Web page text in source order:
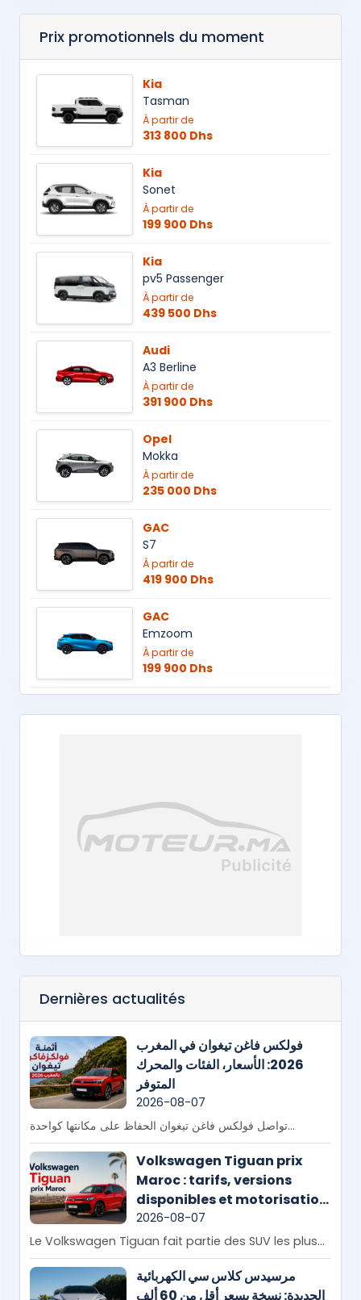
Prix promotionnels du moment
Kia
Tasman
À partir de
313 800 Dhs
Kia
Sonet
À partir de
199 900 Dhs
Kia
pv5 Passenger
À partir de
439 500 Dhs
Audi
A3 Berline
À partir de
391 900 Dhs
Opel
Mokka
À partir de
235 000 Dhs
GAC
S7
À partir de
419 900 Dhs
GAC
Emzoom
À partir de
199 900 Dhs
Dernières actualités
فولكس فاغن تيغوان في المغرب
2026: الأسعار، الفئات والمحرك
المتوفر
2026-08-07
تواصل فولكس فاغن تيغوان الحفاظ على مكانتها كواحدة...
Volkswagen Tiguan prix
Maroc : tarifs, versions
disponibles et motorisation
en 2026
2026-08-07
Le Volkswagen Tiguan fait partie des SUV les plus...
مرسيدس كلاس سي الكهربائية
الجديدة: نسخة بسعر أقل من 60 ألف